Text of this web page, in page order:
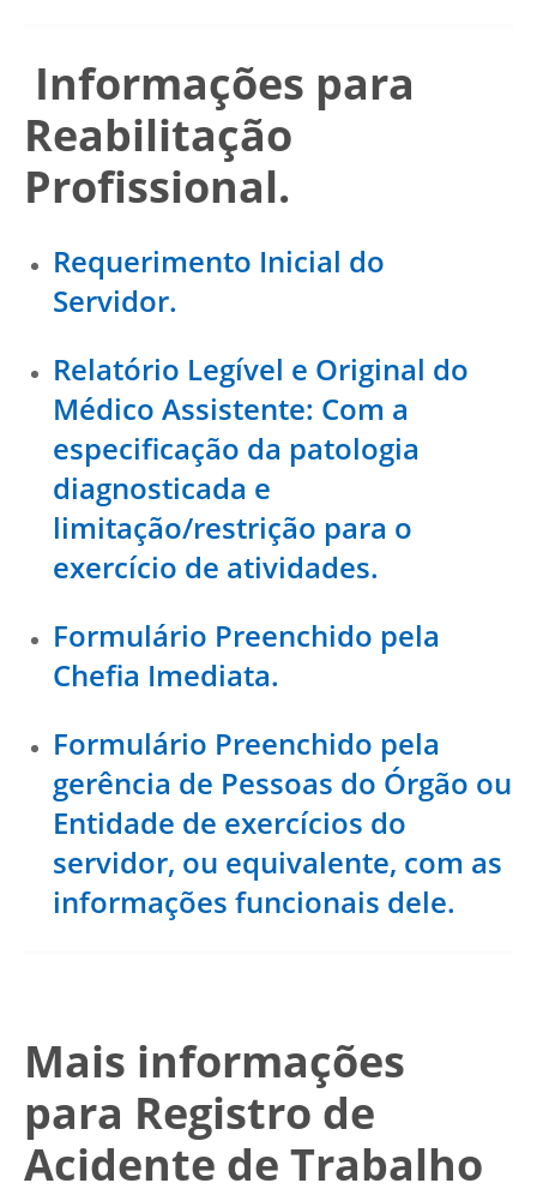
Informações para
Reabilitação
Profissional.
Requerimento Inicial do
Servidor.
Relatório Legível e Original do
Médico Assistente: Com a
especificação da patologia
diagnosticada e
limitação/restrição para o
exercício de atividades.
Formulário Preenchido pela
Chefia Imediata.
Formulário Preenchido pela
gerência de Pessoas do Órgão ou
Entidade de exercícios do
servidor, ou equivalente, com as
informações funcionais dele.
Mais informações
para Registro de
Acidente de Trabalho